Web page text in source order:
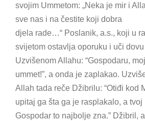
svojim Ummetom: „Neka je mir i
sve nas i na čestite koji dobra
djela rade…“ Poslanik, a.s., koji u
svijetom ostavlja oporuku i uči dovu
Uzvišenom Allahu: “Gospodaru,
ummet!”, a onda je zaplakao.
Allah tada reče Džibrilu: “Otiđi kod
upitaj ga šta ga je rasplakalo, a tvoj
Gospodar to najbolje zna.” Džibril,